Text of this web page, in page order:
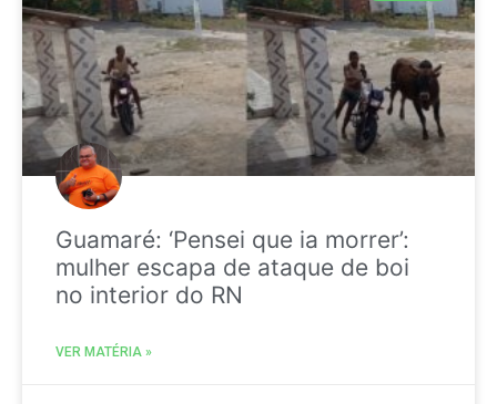
Guamaré: ‘Pensei que ia morrer’:
mulher escapa de ataque de boi
no interior do RN
VER MATÉRIA »